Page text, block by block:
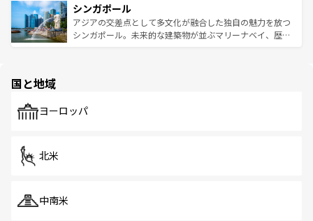
参照してほしい。
激する。気候は一年中温暖で、どの季節にも異なる楽しみ
が待っている。親しみやすいタイの人々、仏教を中心とし
た文化、そして多様な観光資源が、訪れる旅人を魅了し続
み、どこを訪れても感動するはず。観光スポットが密集し
ており、効率よく見どころを回れるのも魅力。息をのむよ
うな絶景から文化的な体験まで、香港を存分に楽しみ尽く
シンガポール
アジアの交差点として多文化が融合した独自の魅力を放つ
シンガポール。未来的な建築物が並ぶマリーナベイ、歴史
で、ホーカーズは地元の風情を楽しめる外せないスポット
国と地域
ヨーロッパ
北米
中南米